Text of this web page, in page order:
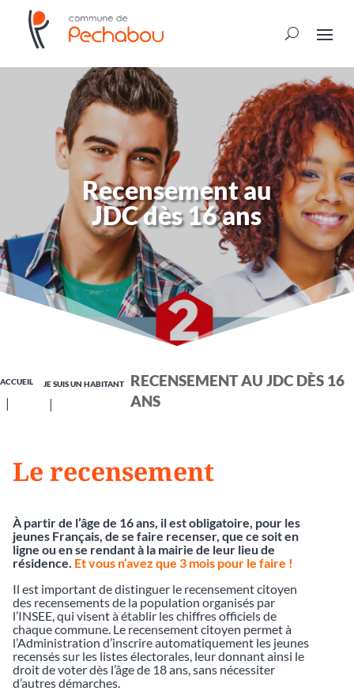
Recensement au
JDC dès 16 ans
ACCUEIL JE SUIS UN HABITANT
RECENSEMENT AU JDC DÈS 16
ANS
Le recensement
À partir de l’âge de 16 ans, il est obligatoire, pour les
jeunes Français, de se faire recenser, que ce soit en
ligne ou en se rendant à la mairie de leur lieu de
résidence. Et vous n’avez que 3 mois pour le faire !
Il est important de distinguer le recensement citoyen
des recensements de la population organisés par
l’INSEE, qui visent à établir les chiffres officiels de
chaque commune. Le recensement citoyen permet à
l’Administration d’inscrire automatiquement les jeunes
recensés sur les listes électorales, leur donnant ainsi le
droit de voter dès l’âge de 18 ans, sans nécessiter
d’autres démarches.